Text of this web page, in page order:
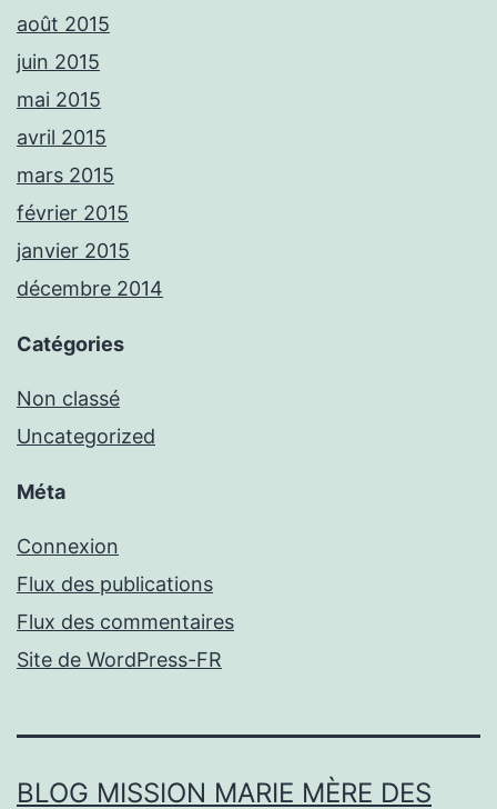
août 2015
juin 2015
mai 2015
avril 2015
mars 2015
février 2015
janvier 2015
décembre 2014
Catégories
Non classé
Uncategorized
Méta
Connexion
Flux des publications
Flux des commentaires
Site de WordPress-FR
BLOG MISSION MARIE MÈRE DES